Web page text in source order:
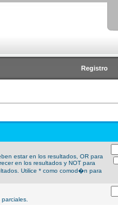
Registro
estar en los resultados, OR para
en los resultados y NOT para
Utilice * como comod�n para